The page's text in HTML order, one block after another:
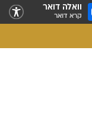
וואלה דואר
קרא דואר